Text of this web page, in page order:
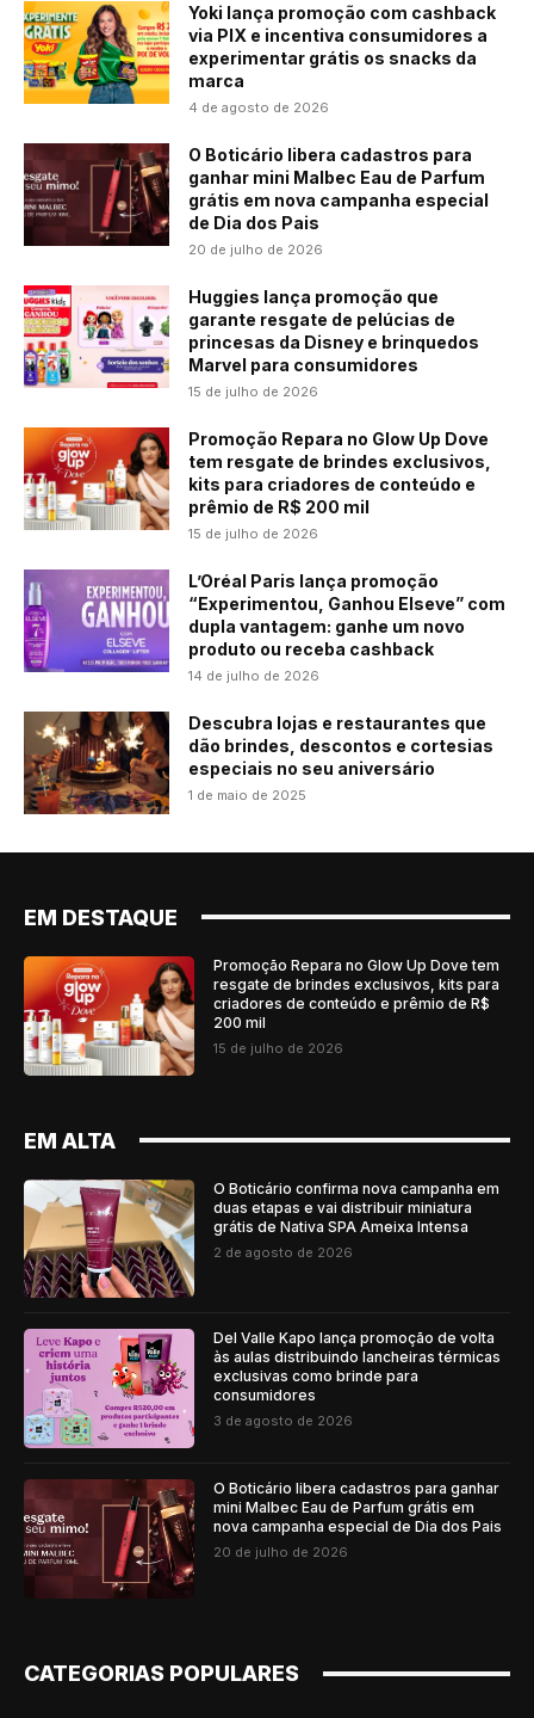
Yoki lança promoção com cashback
via PIX e incentiva consumidores a
experimentar grátis os snacks da
marca
4 de agosto de 2026
O Boticário libera cadastros para
ganhar mini Malbec Eau de Parfum
grátis em nova campanha especial
de Dia dos Pais
20 de julho de 2026
Huggies lança promoção que
garante resgate de pelúcias de
princesas da Disney e brinquedos
Marvel para consumidores
15 de julho de 2026
Promoção Repara no Glow Up Dove
tem resgate de brindes exclusivos,
kits para criadores de conteúdo e
prêmio de R$ 200 mil
15 de julho de 2026
L’Oréal Paris lança promoção
“Experimentou, Ganhou Elseve” com
dupla vantagem: ganhe um novo
produto ou receba cashback
14 de julho de 2026
Descubra lojas e restaurantes que
dão brindes, descontos e cortesias
especiais no seu aniversário
1 de maio de 2025
EM DESTAQUE
Promoção Repara no Glow Up Dove tem
resgate de brindes exclusivos, kits para
criadores de conteúdo e prêmio de R$
200 mil
15 de julho de 2026
EM ALTA
O Boticário confirma nova campanha em
duas etapas e vai distribuir miniatura
grátis de Nativa SPA Ameixa Intensa
2 de agosto de 2026
Del Valle Kapo lança promoção de volta
às aulas distribuindo lancheiras térmicas
exclusivas como brinde para
consumidores
3 de agosto de 2026
O Boticário libera cadastros para ganhar
mini Malbec Eau de Parfum grátis em
nova campanha especial de Dia dos Pais
20 de julho de 2026
CATEGORIAS POPULARES